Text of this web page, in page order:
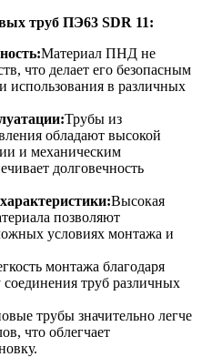
труб ПЭ63 SDR 11:
Материал ПНД не
что делает его безопасным
в различных
Трубы из
обладают высокой
и механическим
долговечность
Высокая
позволяют
условиях монтажа и
монтажа благодаря
соединения труб различных
трубы значительно легче
что облегчает